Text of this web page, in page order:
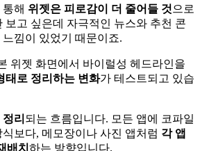
해 위젯은 피로감이 더 줄어들 것으로
보고 싶은데 자극적인 뉴스와 추천 콘
낌이 있었기 때문이죠.
위젯 화면에서 바이럴성 헤드라인을
태로 정리하는 변화가 테스트되고 있습
리 되는 흐름입니다. 모든 앱에 코파일
보다, 메모장이나 사진 앱처럼 각 앱
배치 하는 방향입니다.